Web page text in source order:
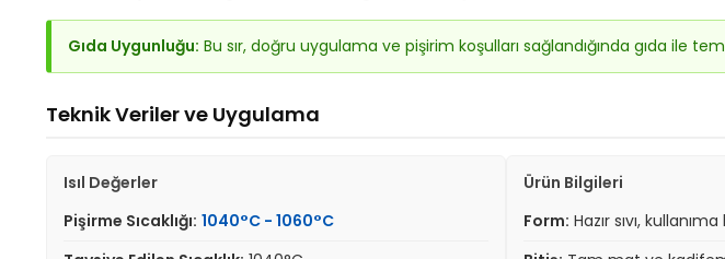
Gıda Uygunluğu: Bu sır, doğru uygulama ve pişirim koşulları sağlandığında gıda ile
Teknik Veriler ve Uygulama
Isıl Değerler
Pişirme Sıcaklığı: 1040°C - 1060°C
Ürün Bilgileri
Form: Hazır sıvı, kullanıma